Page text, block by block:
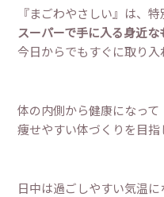
『まごわやさしい』は、
スーパーで手に入る身近な
今日からでもすぐに取り
体の内側から健康になって
痩せやすい体づくりを目指
日中は過ごしやすい気温に